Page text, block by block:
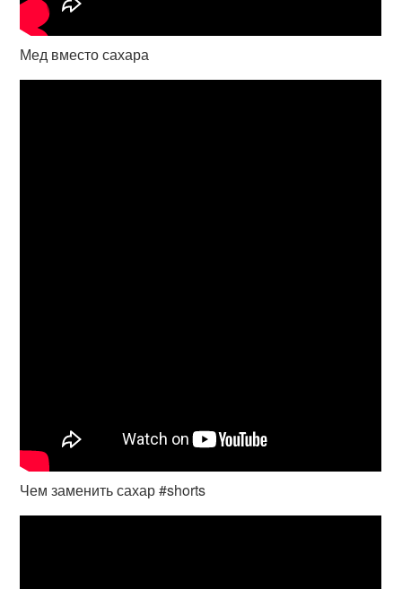
Мед вместо сахара
Чем заменить сахар #shorts